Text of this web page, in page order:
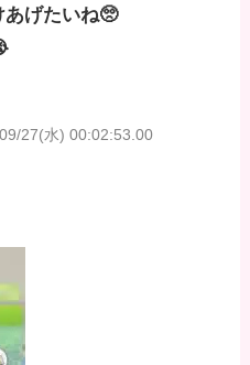
あげたいね🥺
27(水) 00:02:53.00